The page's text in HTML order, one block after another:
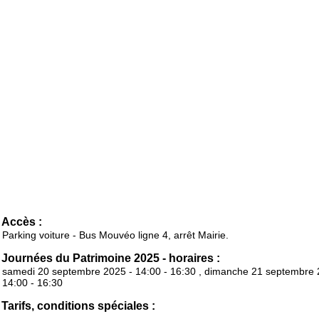
Accès :
Parking voiture - Bus Mouvéo ligne 4, arrêt Mairie.
Journées du Patrimoine 2025 - horaires :
samedi 20 septembre 2025 - 14:00 - 16:30 , dimanche 21 septembre
14:00 - 16:30
Tarifs, conditions spéciales :